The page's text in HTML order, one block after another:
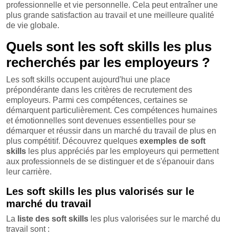
professionnelle et vie personnelle. Cela peut entraîner une
plus grande satisfaction au travail et une meilleure qualité
de vie globale.
Quels sont les soft skills les plus
recherchés par les employeurs ?
Les soft skills occupent aujourd'hui une place
prépondérante dans les critères de recrutement des
employeurs. Parmi ces compétences, certaines se
démarquent particulièrement. Ces compétences humaines
et émotionnelles sont devenues essentielles pour se
démarquer et réussir dans un marché du travail de plus en
plus compétitif. Découvrez quelques exemples de soft
skills les plus appréciés par les employeurs qui permettent
aux professionnels de se distinguer et de s'épanouir dans
leur carrière.
Les soft skills les plus valorisés sur le
marché du travail
La liste des soft skills les plus valorisées sur le marché du
travail sont :